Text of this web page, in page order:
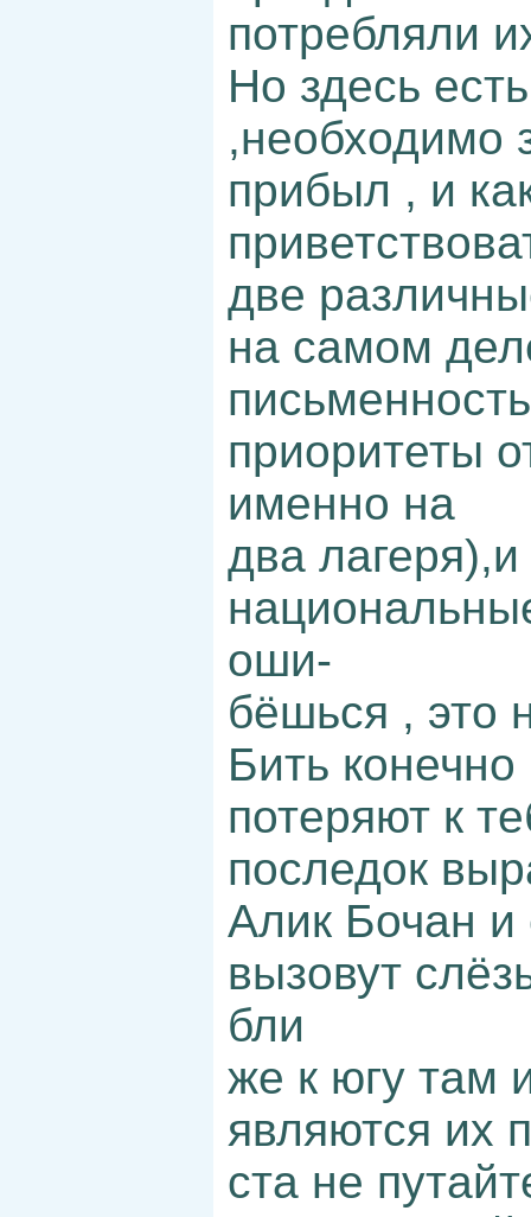
потребляли
Но здесь
,необходимо
прибыл , и
две
на самом
приоритеты
именно на
два
оши-
бёшься , это
Бить
потеряют к
последок
Алик Бочан
вызовут
бли
же к югу там
являются их
ста не